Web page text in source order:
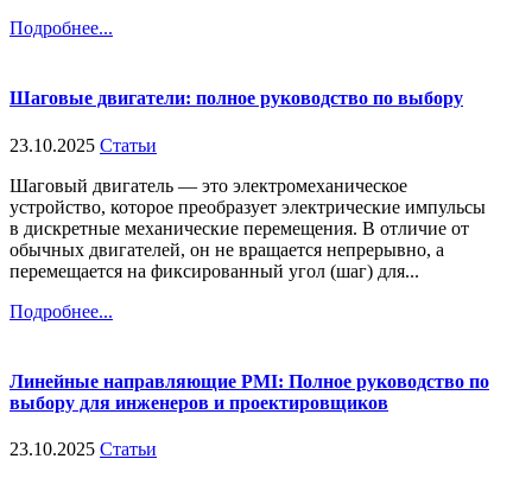
Подробнее...
Шаговые двигатели: полное руководство по выбору
23.10.2025 Статьи
Шаговый двигатель — это электромеханическое
устройство, которое преобразует электрические импульсы
в дискретные механические перемещения. В отличие от
обычных двигателей, он не вращается непрерывно, а
перемещается на фиксированный угол (шаг) для...
Подробнее...
Линейные направляющие PMI: Полное руководство по
выбору для инженеров и проектировщиков
23.10.2025 Статьи